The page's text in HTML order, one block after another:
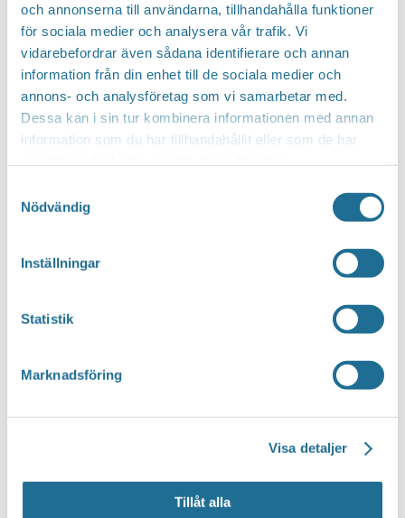
och annonserna till användarna, tillhandahålla funktioner
för sociala medier och analysera vår trafik. Vi
vidarebefordrar även sådana identifierare och annan
information från din enhet till de sociala medier och
annons- och analysföretag som vi samarbetar med.
Dessa kan i sin tur kombinera informationen med annan
information som du har tillhandahållit eller som de har
Nödvändig
Inställningar
Statistik
Marknadsföring
Visa detaljer
Tillåt alla